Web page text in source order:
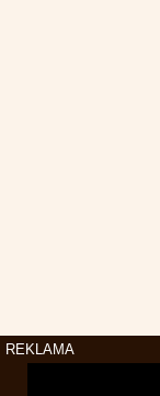
REKLAMA